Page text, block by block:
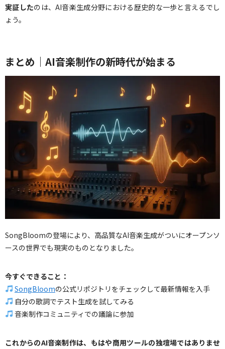
実証したのは、AI音楽生成分野における歴史的な一歩と言えるでし
ょう。
まとめ｜AI音楽制作の新時代が始まる
SongBloomの登場により、高品質なAI音楽生成がついにオープンソ
ースの世界でも現実のものとなりました。
今すぐできること：
SongBloomの公式リポジトリをチェックして最新情報を入手
自分の歌詞でテスト生成を試してみる
音楽制作コミュニティでの議論に参加
これからのAI音楽制作は、もはや商用ツールの独壇場ではありませ